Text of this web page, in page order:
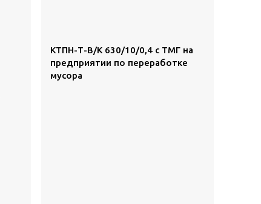
КТПН-Т-В/К 630/10/0,4 с ТМГ на
предприятии по переработке
мусора